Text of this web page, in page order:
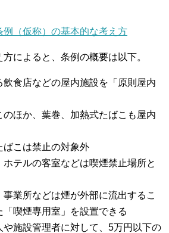
（仮称）の基本的な考え方
によると、条例の概要は以下。
飲食店などの屋内施設を「原則屋内
のほか、葉巻、加熱式たばこも屋内
ばこは禁止の対象外
ホテルの客室などは喫煙禁止場所と
事業所などは煙が外部に流出するこ
喫煙専用室」を設置できる
や施設管理者に対して、5万円以下の